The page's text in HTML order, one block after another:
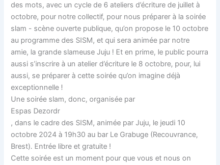
des mots, avec un cycle de 6 ateliers d’écriture de juillet à
octobre, pour notre collectif, pour nous préparer à la soirée
slam - scène ouverte publique, qu’on propose le 10 octobre
au programme des SISM, et qui sera animée par notre
amie, la grande slameuse Juju ! Et en prime, le public pourra
aussi s’inscrire à un atelier d’écriture le 8 octobre, pour, lui
aussi, se préparer à cette soirée qu’on imagine déjà
exceptionnelle !
Une soirée slam, donc, organisée par
Espas Dezordr
, dans le cadre des SISM, animée par Juju, le jeudi 10
octobre 2024 à 19h30 au bar Le Grabuge (Recouvrance,
Brest). Entrée libre et gratuite !
Cette soirée est un moment pour que vous et nous on